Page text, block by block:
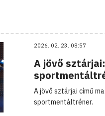
2026. 02. 23. 08:57
A jövő
A jövő sztárjai című
sportmentáltréner.